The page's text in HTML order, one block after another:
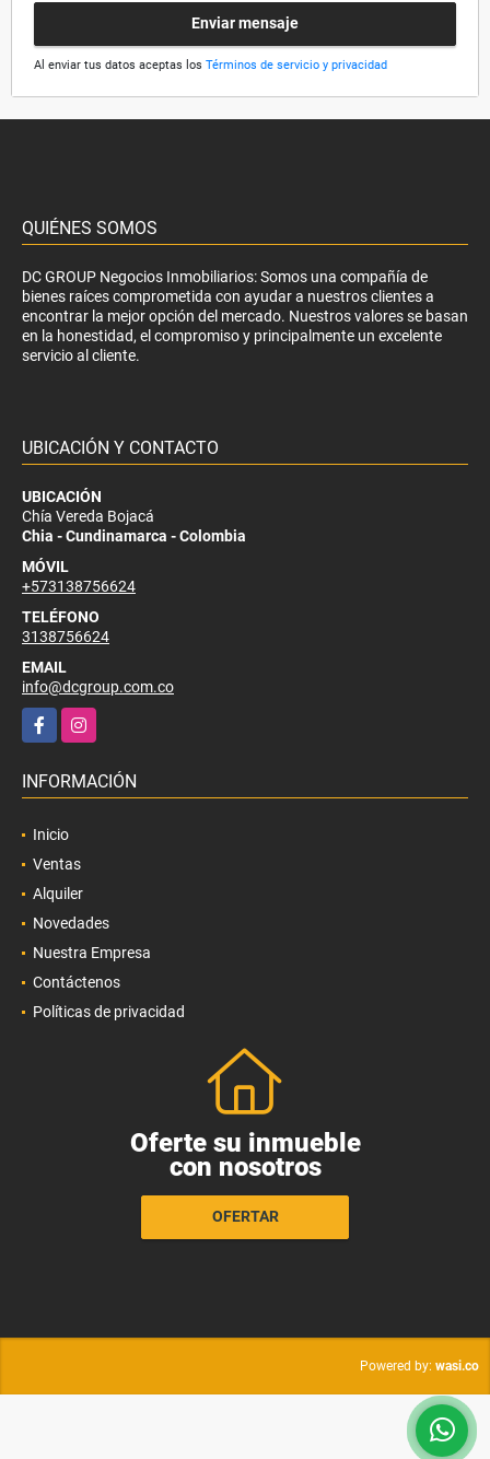
Enviar mensaje
Al enviar tus datos aceptas los Términos de servicio y privacidad
QUIÉNES SOMOS
DC GROUP Negocios Inmobiliarios: Somos una compañía de
bienes raíces comprometida con ayudar a nuestros clientes a
encontrar la mejor opción del mercado. Nuestros valores se basan
en la honestidad, el compromiso y principalmente un excelente
servicio al cliente.
UBICACIÓN Y CONTACTO
UBICACIÓN
Chía Vereda Bojacá
Chia - Cundinamarca - Colombia
MÓVIL
+573138756624
TELÉFONO
3138756624
EMAIL
info@dcgroup.com.co
FacebookInstagram
INFORMACIÓN
Inicio
Ventas
Alquiler
Novedades
Nuestra Empresa
Contáctenos
Políticas de privacidad
Oferte su inmueble
con nosotros
OFERTAR
Powered by: wasi.co